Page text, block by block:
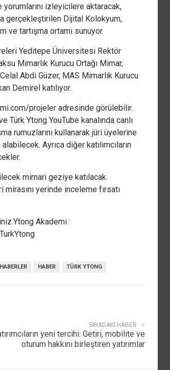
izleyicilere aktaracak,
gerçekleştirilen Dijital Kolokyum,
tartışma ortamı sunuyor.
Yeditepe Üniversitesi Rektör
Mimarlık Kurucu Ortağı Mimar,
Abdi Güzer, MAS Mimarlık Kurucu
Demirel katılıyor.
projeler adresinde görülebilir.
Ytong YouTube kanalında canlı
rumuzlarını kullanarak jüri üyelerine
Ayrıca diğer katılımcıların
mimari geziye katılacak.
yerinde inceleme fırsatı
Akademi :
HABER TÜRK YTONG
SIRADAKI HABER
yeni tercihi: Getiri, mobilite ve
oturum hakkını birleştiren yatırımlar